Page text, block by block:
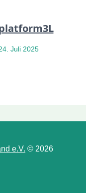
Juli 2025
e.V. © 2026